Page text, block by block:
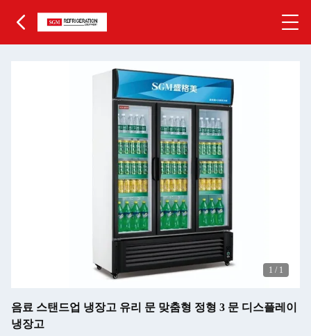
1 / 1
음료 스탠드업 냉장고 유리 문 맞춤형 정형 3 문 디스플레이
냉장고